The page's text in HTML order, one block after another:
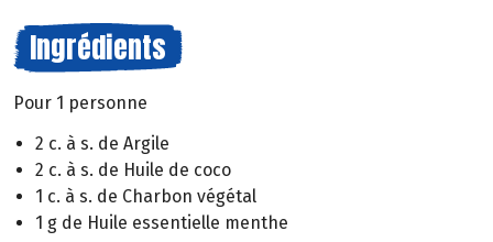
Ingrédients
Pour 1 personne
2 c. à s. de Argile
2 c. à s. de Huile de coco
1 c. à s. de Charbon végétal
1 g de Huile essentielle menthe